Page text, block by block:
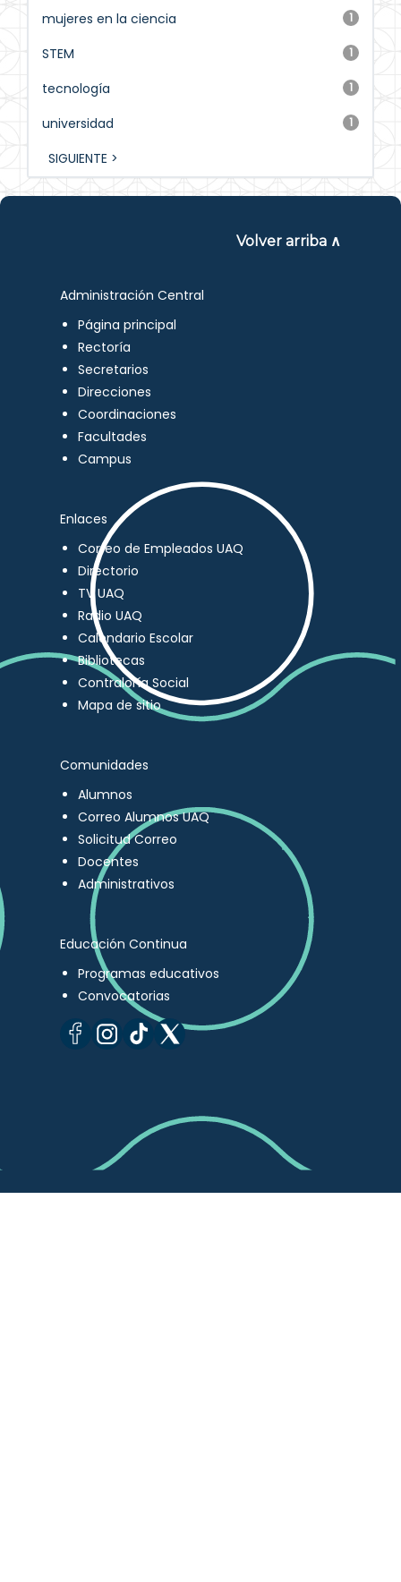
1
mujeres en la ciencia
1
STEM
1
tecnología
1
universidad
SIGUIENTE >
Volver arriba ∧
Administración Central
Página principal
Rectoría
Secretarios
Direcciones
Coordinaciones
Facultades
Campus
Enlaces
Correo de Empleados UAQ
Directorio
TV UAQ
Radio UAQ
Calendario Escolar
Bibliotecas
Contraloría Social
Mapa de sitio
Comunidades
Alumnos
Correo Alumnos UAQ
Solicitud Correo
Docentes
Administrativos
Educación Continua
Programas educativos
Convocatorias